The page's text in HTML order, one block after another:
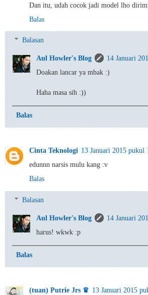
Dan itu, udah cocok jadi model lho
Balas
Balasan
Aul Howler's Blog
14 Januari
Doakan lancar ya mbak :)
Haha masa sih :))
Balas
Cinta Teknologi 13 Januari 2015 pukul
edunnn narsis mulu kang :v
Balas
Balasan
Aul Howler's Blog
14 Januari
harus! wkwk :p
Balas
(tuan) Putrie Jrs ♛ 13 Januari 2015